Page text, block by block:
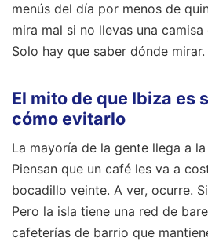
menús del día por menos de
mira mal si no llevas una
Solo hay que saber dónde mirar.
El mito de que Ibiza es
cómo evitarlo
La mayoría de la gente llega a
Piensan que un café les va a
bocadillo veinte. A ver, ocurre.
Pero la isla tiene una red de
cafeterías de barrio que